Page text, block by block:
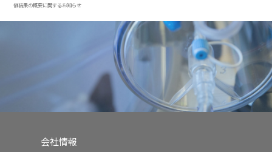
価結果の概要に関するお知らせ
会社情報